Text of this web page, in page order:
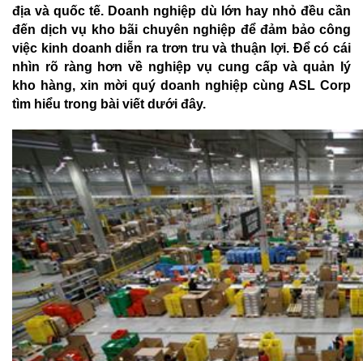
địa và quốc tế. Doanh nghiệp dù lớn hay nhỏ đều cần
đến dịch vụ kho bãi chuyên nghiệp để đảm bảo công
việc kinh doanh diễn ra trơn tru và thuận lợi. Để có cái
nhìn rõ ràng hơn về nghiệp vụ cung cấp và quản lý
kho hàng, xin mời quý doanh nghiệp cùng ASL Corp
tìm hiểu trong bài viết dưới đây.